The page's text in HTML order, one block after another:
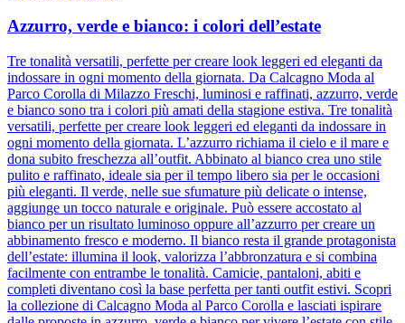
Azzurro, verde e bianco: i colori dell’estate
Tre tonalità versatili, perfette per creare look leggeri ed eleganti da
indossare in ogni momento della giornata. Da Calcagno Moda al
Parco Corolla di Milazzo Freschi, luminosi e raffinati, azzurro, verde
e bianco sono tra i colori più amati della stagione estiva. Tre tonalità
versatili, perfette per creare look leggeri ed eleganti da indossare in
ogni momento della giornata. L’azzurro richiama il cielo e il mare e
dona subito freschezza all’outfit. Abbinato al bianco crea uno stile
pulito e raffinato, ideale sia per il tempo libero sia per le occasioni
più eleganti. Il verde, nelle sue sfumature più delicate o intense,
aggiunge un tocco naturale e originale. Può essere accostato al
bianco per un risultato luminoso oppure all’azzurro per creare un
abbinamento fresco e moderno. Il bianco resta il grande protagonista
dell’estate: illumina il look, valorizza l’abbronzatura e si combina
facilmente con entrambe le tonalità. Camicie, pantaloni, abiti e
completi diventano così la base perfetta per tanti outfit estivi. Scopri
la collezione di Calcagno Moda al Parco Corolla e lasciati ispirare